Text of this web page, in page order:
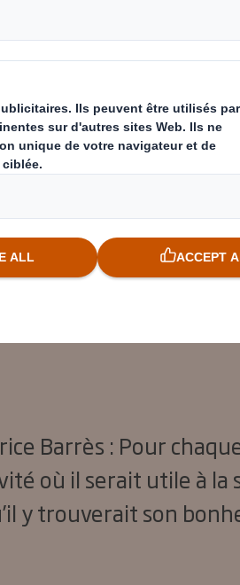
durable
, Véronique Bochereau
à apprendre, créer
utilité collective et
Barrès : Pour
où il serait utile à la
y trouverait son